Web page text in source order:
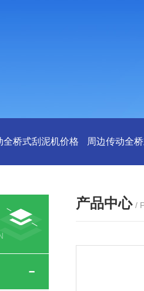
全桥式刮泥机价格 周边传动全
产品中心 /